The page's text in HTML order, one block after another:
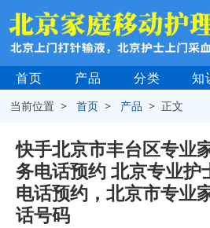
首页 产品 分类 知
当前位置 >首页 > 产品 > 正文
快手北京市丰台区专业
务电话预约 北京专业护
电话预约，北京市专业
话号码